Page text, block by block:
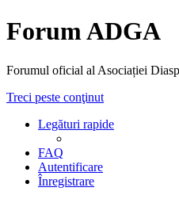
Forum ADGA
Forumul oficial al Asociației
Treci peste conţinut
Legături rapide
FAQ
Autentificare
Înregistrare